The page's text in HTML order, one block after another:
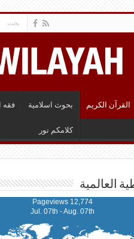
القرآن الكريم بحوث اسلامية فقه
كلامكم نور
العالمية
12,774 Pageviews
Jul. 07th - Aug. 07th